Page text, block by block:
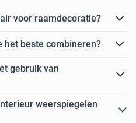
voor raamdecoratie?
het beste combineren?
gebruik van
weerspiegelen